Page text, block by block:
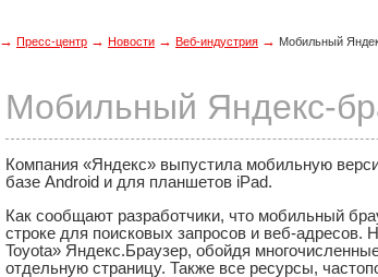
→ Пресс-центр → Новости → Веб-индустрия → Мобильный
Мобильный Яндекс-
Компания «Яндекс» выпустила мобильную
базе Android и для планшетов iPad.
Как сообщают разработчики, что мобильный
строке для поисковых запросов и веб-
Toyota» Яндекс.Браузер, обойдя
отдельную страницу. Также все ресурсы,